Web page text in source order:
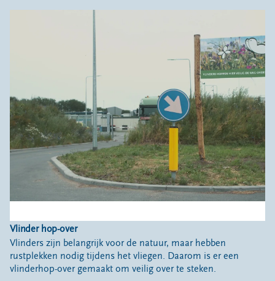
Vlinder hop-over
Vlinders zijn belangrijk voor de natuur, maar hebben
rustplekken nodig tijdens het vliegen. Daarom is er een
vlinderhop-over gemaakt om veilig over te steken.